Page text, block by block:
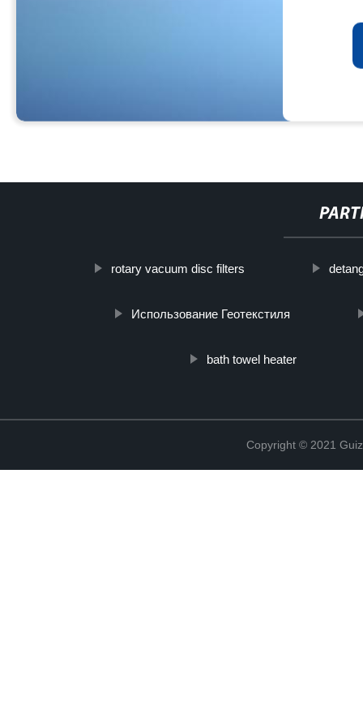
rotary vacuum disc filters
Использование Геотекстиля
bath towel heater
Copyright © 2021